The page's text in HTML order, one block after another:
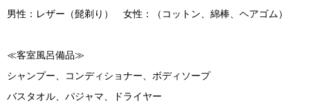
男性：レザー（髭剃り） 女性：（コットン、綿棒、ヘアゴム）
≪客室風呂備品≫
シャンプー、コンディショナー、ボディソープ
バスタオル、パジャマ、ドライヤー